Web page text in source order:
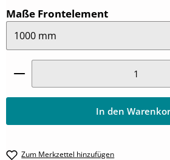
Maße Frontelementauswählen
Produkt Anzahl: Gib den
In den
Zum Merkzettel hinzufügen